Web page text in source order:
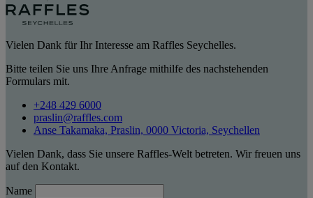
Vielen Dank für Ihr Interesse am Raffles Seychelles.
Bitte teilen Sie uns Ihre Anfrage mithilfe des nachstehenden
Formulars mit.
+248 429 6000
praslin@raffles.com
Anse Takamaka, Praslin, 0000 Victoria, Seychellen
Vielen Dank, dass Sie unsere Raffles-Welt betreten. Wir freuen uns
auf den Kontakt.
Name